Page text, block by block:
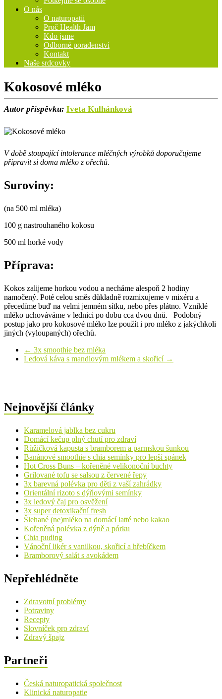
O nás
O naturopatii
Proč Health Jam
Kdo jsme
Odborné poradenství
Kontakt
Naše srdcovky
Kokosové mléko
Autor příspěvku: Iveta Kulhánková
V době stoupající intolerance mléčných výrobků doporučujeme
připravit si doma mléko z ořechů.
Suroviny:
(na 500 ml mléka)
100 g nastrouhaného kokosu
500 ml horké vody
Příprava:
Kokos zalijeme horkou vodou a necháme alespoň 2 hodiny
namočený. Poté celou směs důkladně rozmixujeme v mixéru a
přecedíme buď na velmi jemném sítku, nebo přes plátno. Vzniklé
mléko uchováváme v lednici po dobu cca dvou dnů. Podobný
postup jako pro kokosové mléko lze použít i pro mléko z jakýchkoli
jiných (vyloupaných) ořechů.
← 3x smoothie bez mléka
Ledová káva s mandlovým mlékem a skořicí →
Nejnovější články
Karamelová jablka bez cukru
Domácí kečup plný chutí pro zdraví
Růžičková kapusta s bramborem a parmskou šunkou
Banánové smoothie s chia semínky pro lepší spánek
Hot Cross Buns – kořeněné velikonoční buchty
Grilované tofu se salsou z červené řepy
3x barevná polévka pro děti z vaší zahrádky
Orientální rizoto s dýňovými semínky
3x ledový čaj pro osvěžení
3x super detoxikační fresh
Šlehané (ne)mléko na domácí latté nebo kakao
Kořeněná polévka z dýně a pórku
Chia puding
Vánoční likér s vanilkou, skořicí a hřebíčkem
Bramborový salát s avokádem
Nepřehlédněte
Zdravotní problémy
Potraviny
Recepty
Slovníček pro zdraví
Zdravý špajz
Partneři
Česká naturopatická společnost
Klinická naturopatie